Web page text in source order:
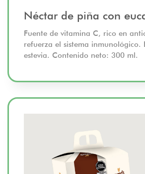
Néctar de piña con
Fuente de vitamina C, rico en
refuerza el sistema inmunológico.
estevia. Contenido neto: 300 ml.